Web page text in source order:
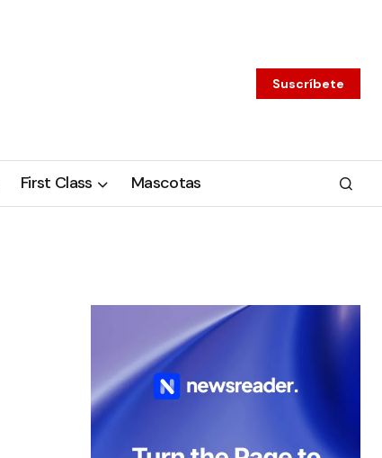
Suscríbete
First Class Mascotas